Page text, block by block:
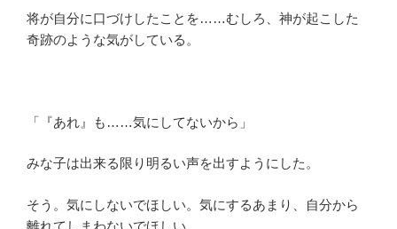
将が自分に口づけしたことを……むしろ、神が起こした
奇跡のような気がしている。
「『あれ』も……気にしてないから」
みな子は出来る限り明るい声を出すようにした。
そう。気にしないでほしい。気にするあまり、自分から
離れてしまわないでほしい。